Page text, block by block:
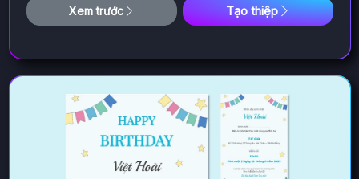
Xem trước Tạo thiệp